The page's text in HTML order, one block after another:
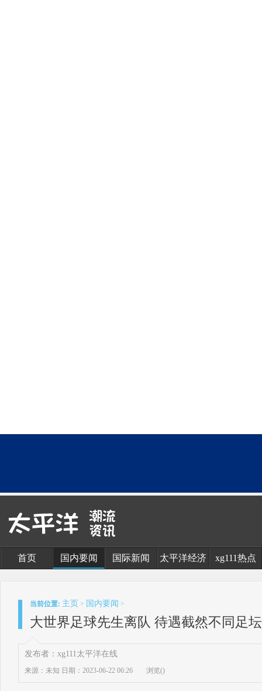
首页 国内要闻 国际新闻 太平洋经济 xg111热点
当前位置: 主页 > 国内要闻 >
大世界足球先生离队 待遇截然不同足
发布者：xg111太平洋在线
来源：未知 日期：2023-06-22 06:26 浏览()